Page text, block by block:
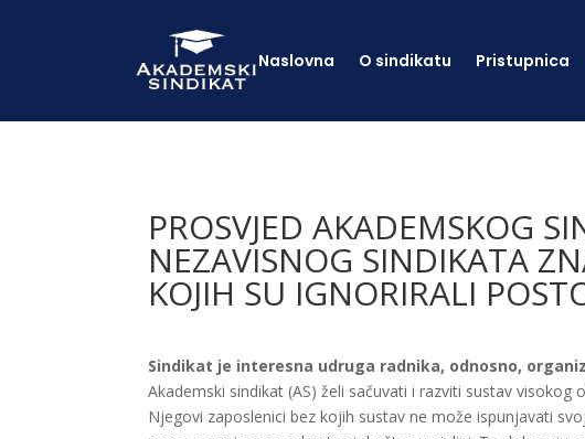
Naslovna O sindikatu Pristupnica
PROSVJED AKADEMSKOG
NEZAVISNOG SINDIKATA
KOJIH SU IGNORIRALI
Sindikat je interesna udruga radnika, odnosno,
Akademski sindikat (AS) želi sačuvati i razviti sustav
Njegovi zaposlenici bez kojih sustav ne može ispunjavati